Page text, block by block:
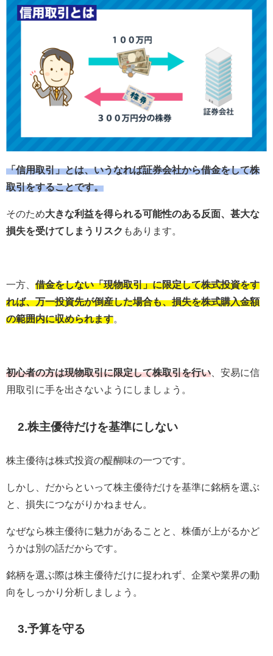
「信用取引」とは、いうなれば証券会社から借金をして株
取引をすることです。
そのため大きな利益を得られる可能性のある反面、甚大な
損失を受けてしまうリスク もあります。
一方、 借金をしない「現物取引」に限定して株式投資をす
れば、万一投資先が倒産した場合も、損失を株式購入金額
の範囲内に収められます
初心者の方は現物取引に限定して株取引を行い 、安易に信
用取引に手を出さないようにしましょう。
2.株主優待だけを基準にしない
株主優待は株式投資の醍醐味の一つです。
しかし、だからといって株主優待だけを基準に銘柄を選ぶ
と、損失につながりかねません。
なぜなら株主優待に魅力があることと、株価が上がるかど
うかは別の話だからです。
銘柄を選ぶ際は株主優待だけに捉われず、企業や業界の動
向をしっかり分析しましょう。
3.予算を守る